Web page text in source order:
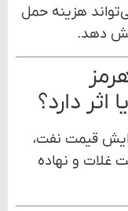
هزینه حمل
دهد.
دارد؟
قیمت نفت،
غلات و نهاده